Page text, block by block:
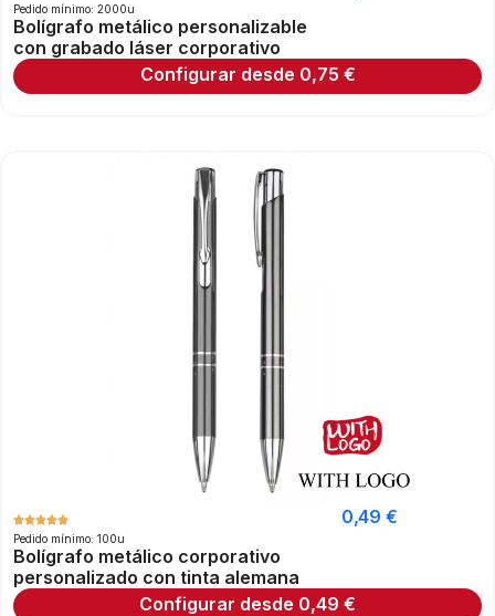
Pedido mínimo: 2000u
Bolígrafo metálico personalizable
con grabado láser corporativo
Configurar desde 0,75 €
Pedido mínimo: 100u
Bolígrafo metálico corporativo
personalizado con tinta alemana
0,49 €
Configurar desde 0,49 €